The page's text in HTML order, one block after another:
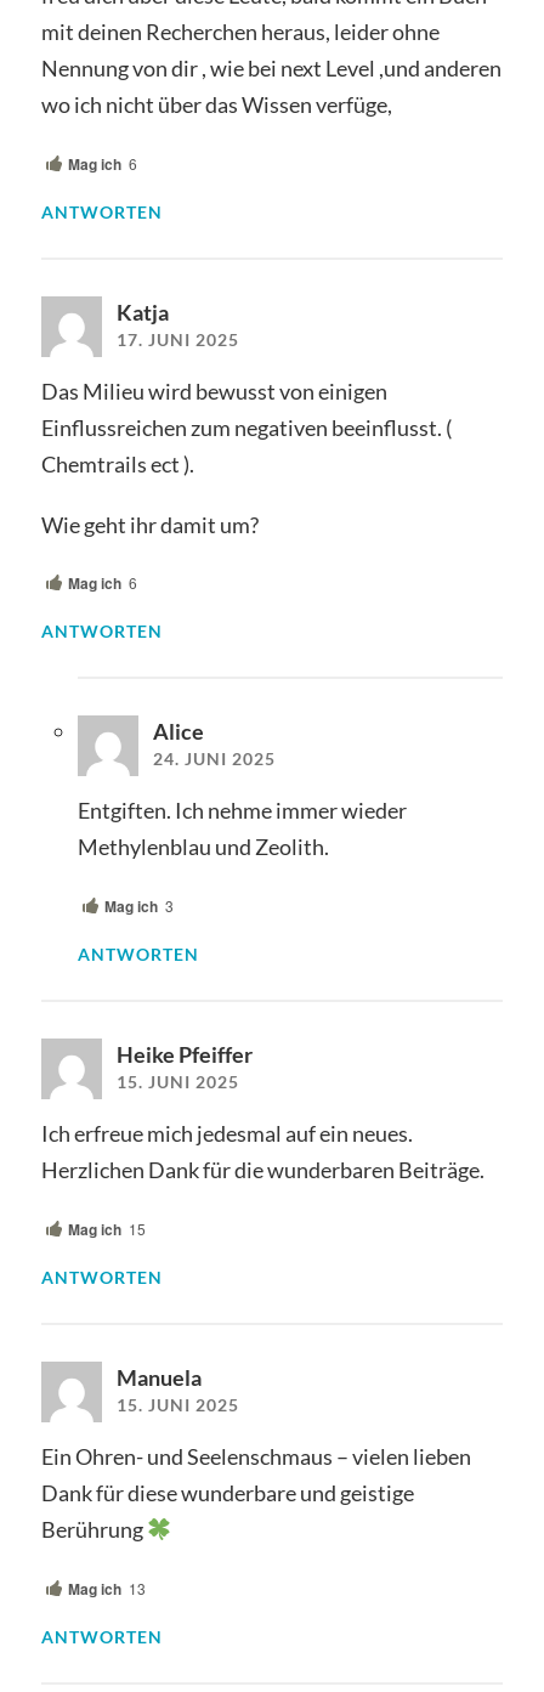
mit deinen Recherchen heraus, leider ohne
Nennung von dir , wie bei next Level ,und anderen
wo ich nicht über das Wissen verfüge,
Mag ich 6
ANTWORTEN
Katja
17. JUNI 2025
Das Milieu wird bewusst von einigen
Einflussreichen zum negativen beeinflusst. (
Chemtrails ect ).
Wie geht ihr damit um?
Mag ich 6
ANTWORTEN
Alice
24. JUNI 2025
Entgiften. Ich nehme immer wieder
Methylenblau und Zeolith.
Mag ich 3
ANTWORTEN
Heike Pfeiffer
15. JUNI 2025
Ich erfreue mich jedesmal auf ein neues.
Herzlichen Dank für die wunderbaren Beiträge.
Mag ich 15
ANTWORTEN
Manuela
15. JUNI 2025
Ein Ohren- und Seelenschmaus – vielen lieben
Dank für diese wunderbare und geistige
Berührung
Mag ich 13
ANTWORTEN